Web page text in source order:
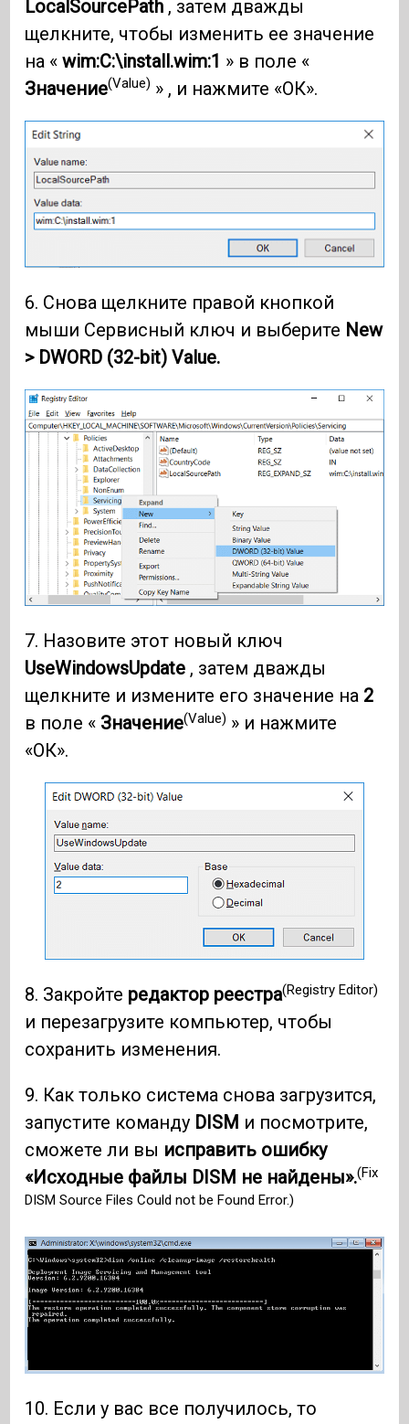
LocalSourcePath , затем дважды
щелкните, чтобы изменить ее значение
на «wim:C:\install.wim:1 » в поле «
Значение(Value) » , и нажмите «ОК».
6. Снова щелкните правой кнопкой
мыши Сервисный ключ и выберите New
> DWORD (32-bit) Value.
7. Назовите этот новый ключ
UseWindowsUpdate , затем дважды
щелкните и измените его значение на 2
в поле « Значение(Value) » и нажмите
«ОК».
8. Закройте редактор реестра(Registry Editor)
и перезагрузите компьютер, чтобы
сохранить изменения.
9. Как только система снова загрузится,
запустите команду DISM и посмотрите,
сможете ли вы исправить ошибку
«Исходные файлы DISM не найдены».(Fix
DISM Source Files Could not be Found Error.)
10. Если у вас все получилось, то